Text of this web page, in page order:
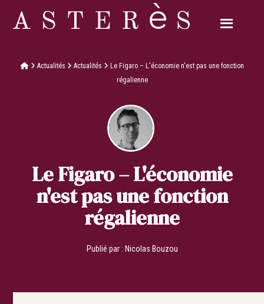
Actualités Actualités
Le Figaro – L'économie n'est pas une fonction
régalienne
Le Figaro – L'économie
n'est pas une fonction
régalienne
Publié par : Nicolas Bouzou